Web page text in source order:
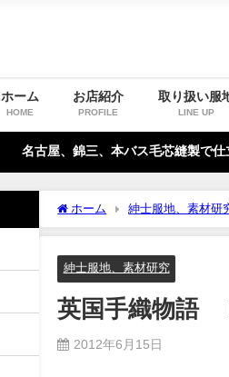
ホーム
HOME
お店紹介
PROFILE
取り扱い服
LINE UP
名古屋、錦三、本バス毛芯縫製で
ホーム 紳士服地、素材研
紳士服地、素材研究
英国手織物語
2012年6月15日